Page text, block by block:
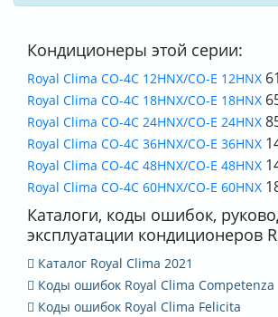
Кондиционеры этой серии:
Royal Clima CO-4C 12HNX/CO-E 12HNX
Royal Clima CO-4C 18HNX/CO-E 18HNX
Royal Clima CO-4C 24HNX/CO-E 24HNX
Royal Clima CO-4C 36HNX/CO-E 36HNX
Royal Clima CO-4C 48HNX/CO-E 48HNX
Royal Clima CO-4C 60HNX/CO-E 60HNX
Каталоги, коды ошибок,
эксплуатации кондиционеров
Каталог Royal Clima 2021
Коды ошибок Royal Clima Competenza
Коды ошибок Royal Clima Felicita